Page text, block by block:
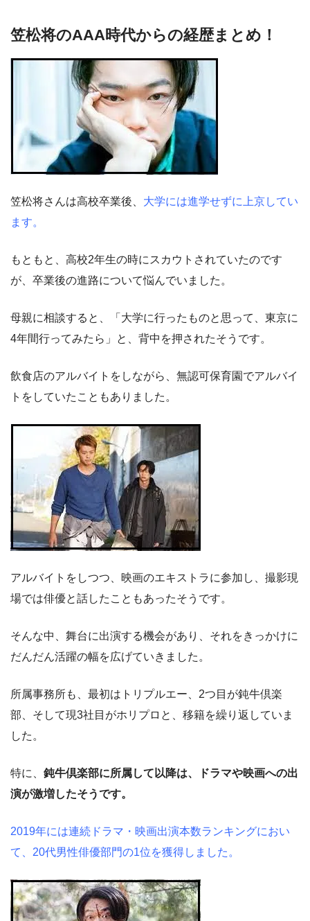
笠松将のAAA時代からの経歴まとめ！
笠松将さんは高校卒業後、 大学には進学せずに上京してい
ます。
もともと、高校2年生の時にスカウトされていたのです
が、卒業後の進路について悩んでいました。
母親に相談すると、「大学に行ったものと思って、東京に
4年間行ってみたら」と、背中を押されたそうです。
飲食店のアルバイトをしながら、無認可保育園でアルバイ
トをしていたこともありました。
アルバイトをしつつ、映画のエキストラに参加し、撮影現
場では俳優と話したこともあったそうです。
そんな中、舞台に出演する機会があり、それをきっかけに
だんだん活躍の幅を広げていきました。
所属事務所も、最初はトリプルエー、2つ目が鈍牛倶楽
部、そして現3社目がホリプロと、移籍を繰り返していま
した。
特に、 鈍牛倶楽部に所属して以降は、ドラマや映画への出
演が激増したそうです。
2019年には連続ドラマ・映画出演本数ランキングにおい
て、20代男性俳優部門の1位を獲得しました。